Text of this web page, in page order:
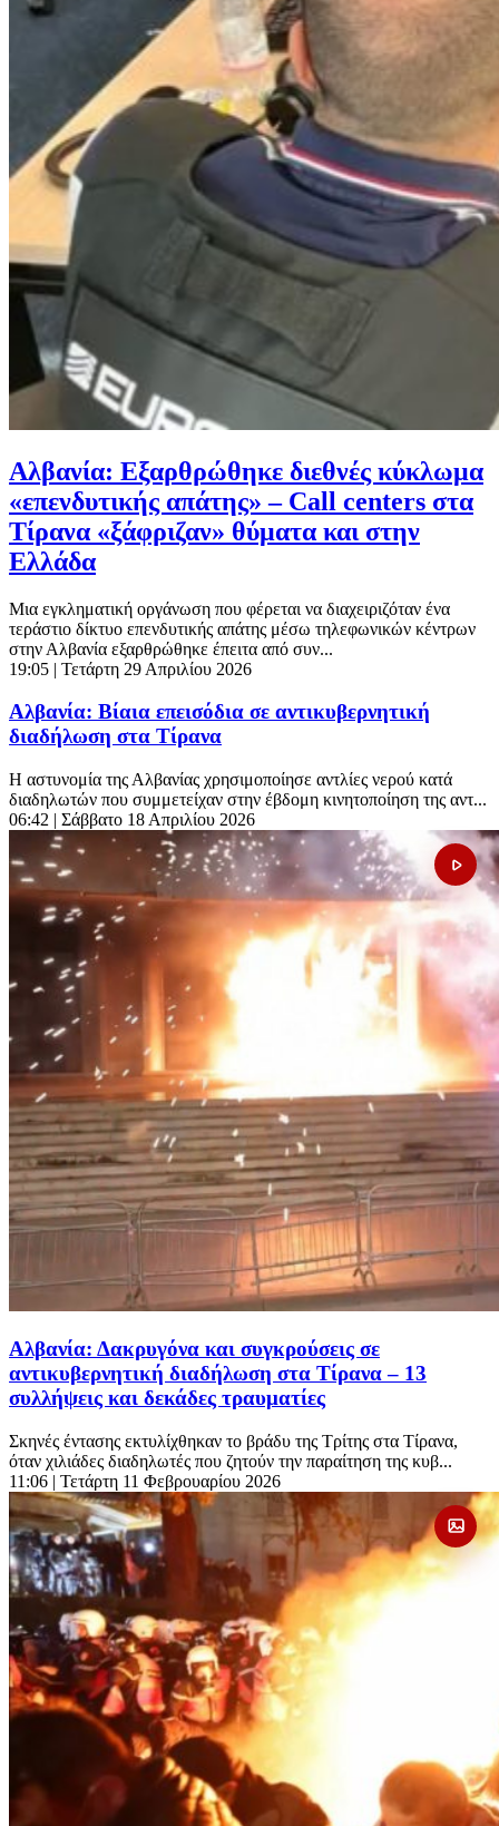
Αλβανία: Εξαρθρώθηκε διεθνές κύκλωμα
«επενδυτικής απάτης» – Call centers στα
Τίρανα «ξάφριζαν» θύματα και στην
Ελλάδα
Μια εγκληματική οργάνωση που φέρεται να διαχειριζόταν ένα
τεράστιο δίκτυο επενδυτικής απάτης μέσω τηλεφωνικών κέντρων
στην Αλβανία εξαρθρώθηκε έπειτα από συν...
19:05 | Τετάρτη 29 Απριλίου 2026
Aλβανία: Βίαια επεισόδια σε αντικυβερνητική
διαδήλωση στα Τίρανα
Η αστυνομία της Αλβανίας χρησιμοποίησε αντλίες νερού κατά
διαδηλωτών που συμμετείχαν στην έβδομη κινητοποίηση της αντ...
06:42 | Σάββατο 18 Απριλίου 2026
Αλβανία: Δακρυγόνα και συγκρούσεις σε
αντικυβερνητική διαδήλωση στα Τίρανα – 13
συλλήψεις και δεκάδες τραυματίες
Σκηνές έντασης εκτυλίχθηκαν το βράδυ της Τρίτης στα Τίρανα,
όταν χιλιάδες διαδηλωτές που ζητούν την παραίτηση της κυβ...
11:06 | Τετάρτη 11 Φεβρουαρίου 2026